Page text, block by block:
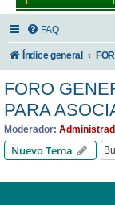
FAQ
Índice general
FORO
PARA
Moderador:
Nuevo Tema